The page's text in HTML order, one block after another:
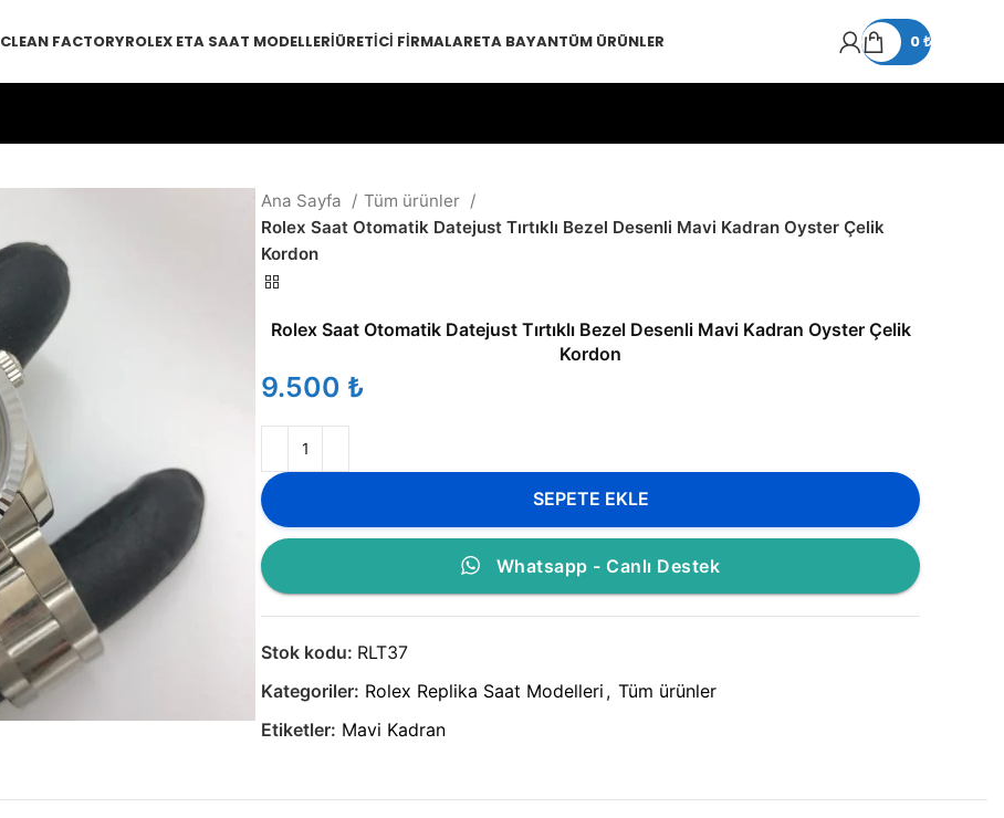
CLEAN FACTORYROLEX ETA SAAT MODELLERIÜRETICI FIRMALARETA BAYANTÜM ÜRÜNLER 0₺
Ana Sayfa
Tüm ürünler
Rolex Saat Otomatik Datejust Tırtıklı Bezel Desenli Mavi Kadran Oyster Çelik
Kordon
Rolex Saat Otomatik Datejust Tırtıklı Bezel Desenli Mavi Kadran Oyster Çelik
Kordon
₺
SEPETE EKLE
Whatsapp - Canlı Destek
Stok kodu: RLT37
Kategoriler: Rolex Replika Saat Modelleri , Tüm ürünler
Etiketler: Mavi Kadran